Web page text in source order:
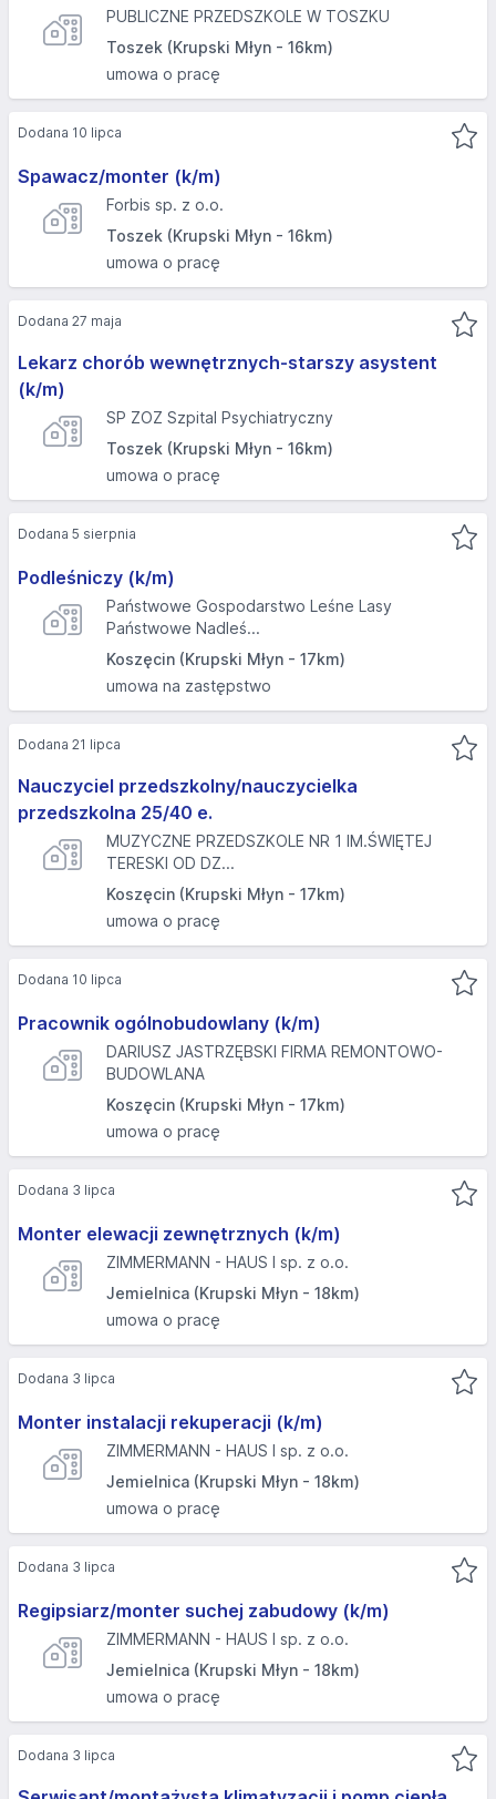
PUBLICZNE PRZEDSZKOLE W TOSZKU
Toszek (Krupski Młyn - 16km)
umowa o pracę
Spawacz/monter (k/m)
Forbis sp. z o.o.
Toszek (Krupski Młyn - 16km)
umowa o pracę
Dodana 10 lipca
Lekarz chorób wewnętrznych-starszy asystent
(k/m)
SP ZOZ Szpital Psychiatryczny
Toszek (Krupski Młyn - 16km)
umowa o pracę
Dodana 27 maja
Podleśniczy (k/m)
Państwowe Gospodarstwo Leśne Lasy
Państwowe Nadleś...
Koszęcin (Krupski Młyn - 17km)
umowa na zastępstwo
Dodana 5 sierpnia
Nauczyciel przedszkolny/nauczycielka
przedszkolna 25/40 e.
MUZYCZNE PRZEDSZKOLE NR 1 IM.ŚWIĘTEJ
TERESKI OD DZ...
Koszęcin (Krupski Młyn - 17km)
umowa o pracę
Dodana 21 lipca
Pracownik ogólnobudowlany (k/m)
DARIUSZ JASTRZĘBSKI FIRMA REMONTOWO-
BUDOWLANA
Koszęcin (Krupski Młyn - 17km)
umowa o pracę
Dodana 10 lipca
Monter elewacji zewnętrznych (k/m)
ZIMMERMANN - HAUS I sp. z o.o.
Jemielnica (Krupski Młyn - 18km)
umowa o pracę
Dodana 3 lipca
Monter instalacji rekuperacji (k/m)
ZIMMERMANN - HAUS I sp. z o.o.
Jemielnica (Krupski Młyn - 18km)
umowa o pracę
Dodana 3 lipca
Regipsiarz/monter suchej zabudowy (k/m)
ZIMMERMANN - HAUS I sp. z o.o.
Jemielnica (Krupski Młyn - 18km)
umowa o pracę
Dodana 3 lipca
Dodana 3 lipca